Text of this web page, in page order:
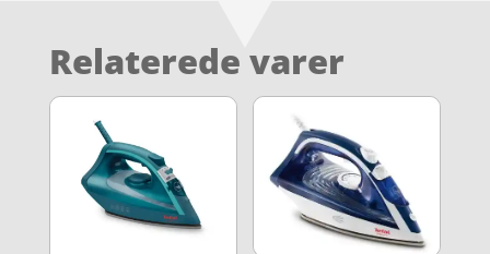
Relaterede varer